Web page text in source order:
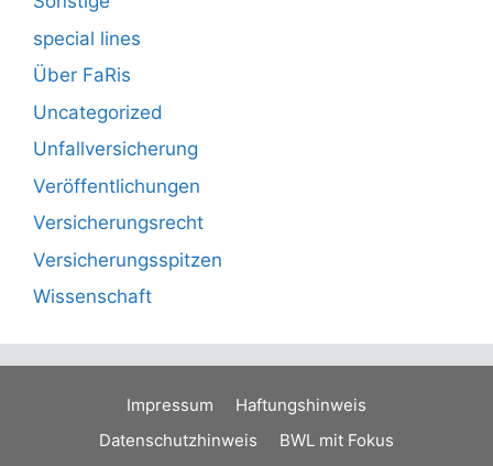
special lines
Über FaRis
Uncategorized
Unfallversicherung
Veröffentlichungen
Versicherungsrecht
Versicherungsspitzen
Wissenschaft
Impressum
Haftungshinweis
Datenschutzhinweis
BWL mit Fokus